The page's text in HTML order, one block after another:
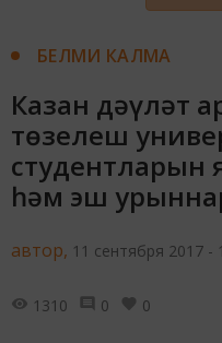
БЕЛМИ КАЛМА
Казан дәүләт
төзелеш
студентларын
һәм эш
автор, 11 сентября 2017 -
1310 0 0